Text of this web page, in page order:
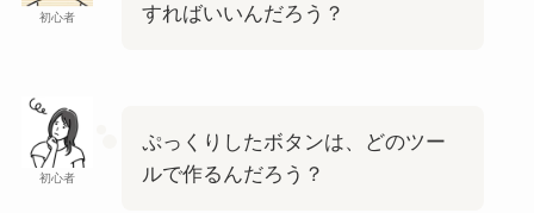
初心者
すればいいんだろう？
初心者
ぷっくりしたボタンは、どのツー
ルで作るんだろう？